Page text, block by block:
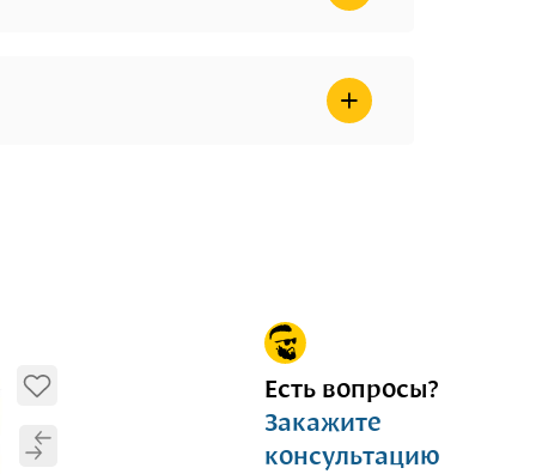
транспортными компаниями.
Есть вопросы?
Закажите
консультацию